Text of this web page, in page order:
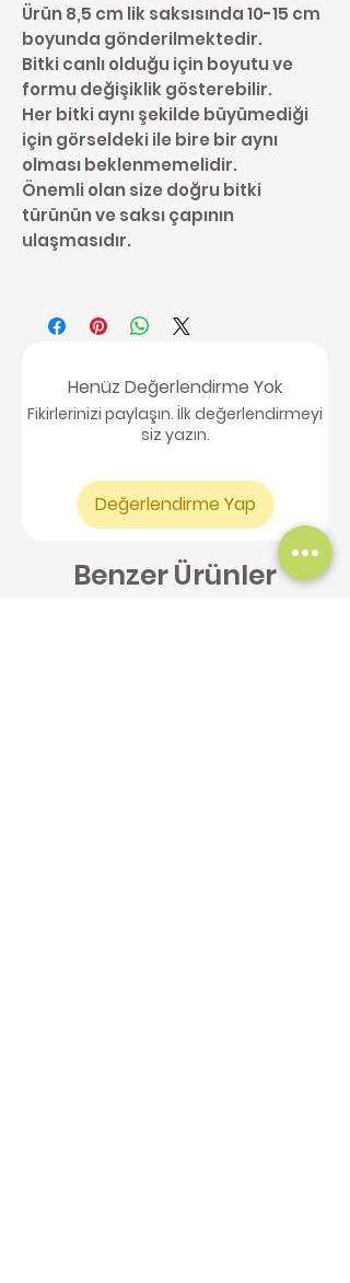
Ürün 8,5 cm lik saksısında 10-15 cm
boyunda gönderilmektedir.
Bitki canlı olduğu için boyutu ve
formu değişiklik gösterebilir.
Her bitki aynı şekilde büyümediği
için görseldeki ile bire bir aynı
olması beklenmemelidir.
Önemli olan size doğru bitki
türünün ve saksı çapının
ulaşmasıdır.
Henüz Değerlendirme Yok
Fikirlerinizi paylaşın. İlk değerlendirmeyi
siz yazın.
Değerlendirme Yap
Benzer Ürünler